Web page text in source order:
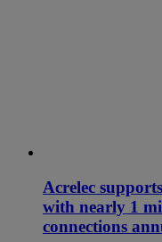
Acrelec
with nearly 1
connections